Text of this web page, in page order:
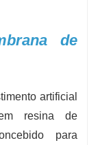
de
artificial
resina de
para